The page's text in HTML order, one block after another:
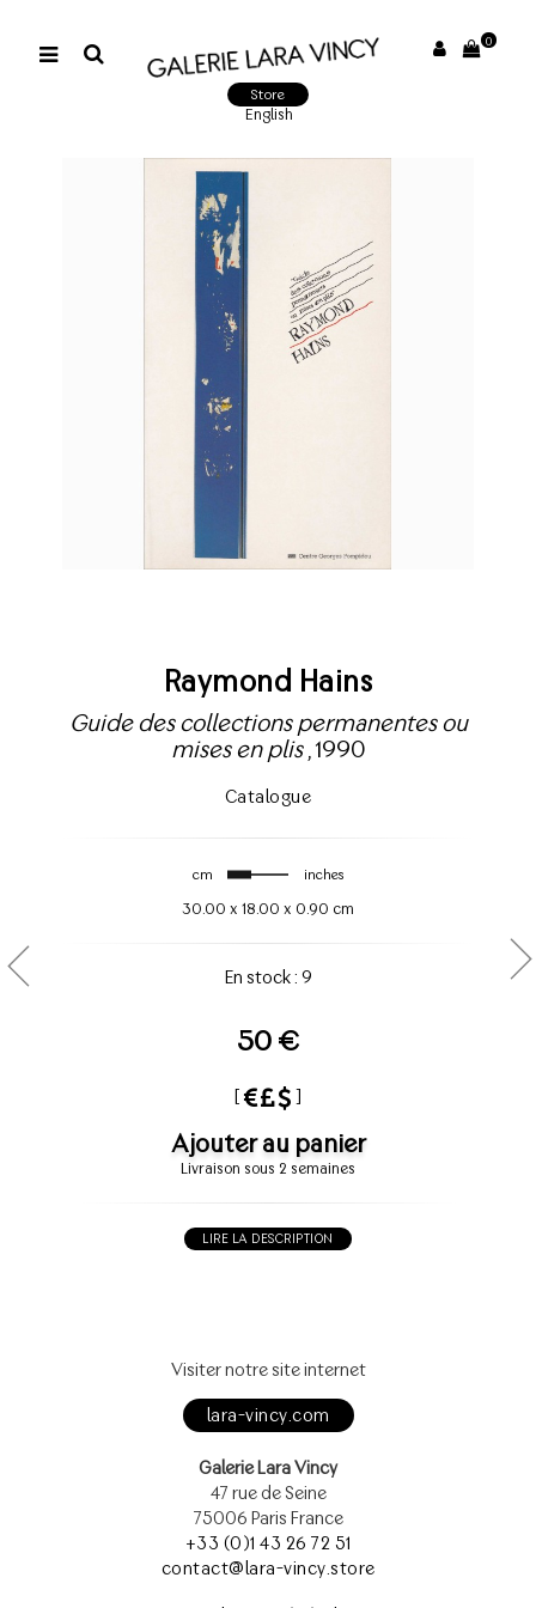
0
Store
English
Raymond Hains
Guide des collections permanentes ou
mises en plis, 1990
Catalogue
cm inches
30.00 x 18.00 x 0.90 cm
En stock : 9
50 €
[ ]
Ajouter au panier
Livraison sous 2 semaines
LIRE LA DESCRIPTION
Visiter notre site internet
lara-vincy.com
Galerie Lara Vincy
47 rue de Seine
75006 Paris France
+33 (0)1 43 26 72 51
contact@lara-vincy.store